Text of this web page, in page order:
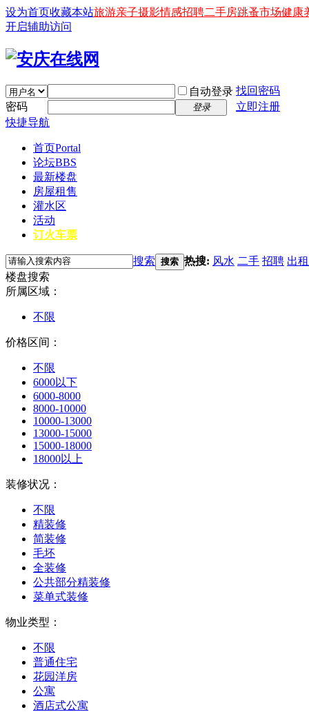
设为首页收藏本站旅游亲子摄影情感招聘二手房跳蚤市场健康
开启辅助访问
自动登录 找回密码
密码
登录
立即注册
快捷导航
首页Portal
论坛BBS
最新楼盘
房屋租售
灌水区
活动
订火车票
搜索 搜索 热搜: 风水 二手 招聘 出租
楼盘搜索
所属区域：
不限
价格区间：
不限
6000以下
6000-8000
8000-10000
10000-13000
13000-15000
15000-18000
18000以上
装修状况：
不限
精装修
简装修
毛坯
全装修
公共部分精装修
菜单式装修
物业类型：
不限
普通住宅
花园洋房
公寓
酒店式公寓